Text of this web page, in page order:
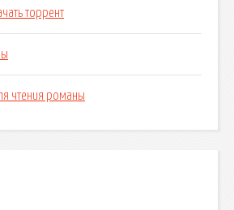
торрент
чтения романы